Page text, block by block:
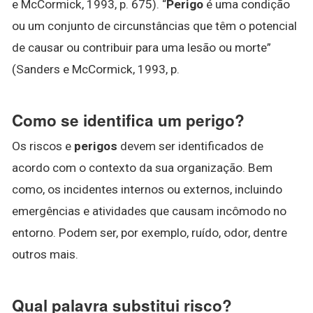
e McCormick, 1993, p. 675). “Perigo é uma condição
ou um conjunto de circunstâncias que têm o potencial
de causar ou contribuir para uma lesão ou morte”
(Sanders e McCormick, 1993, p.
Como se identifica um perigo?
Os riscos e perigos devem ser identificados de
acordo com o contexto da sua organização. Bem
como, os incidentes internos ou externos, incluindo
emergências e atividades que causam incômodo no
entorno. Podem ser, por exemplo, ruído, odor, dentre
outros mais.
Qual palavra substitui risco?